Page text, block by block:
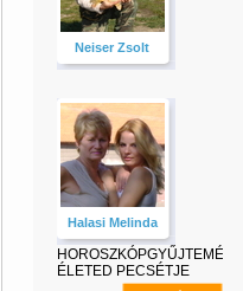
Neiser Zsolt
Halasi Melinda
HOROSZKÓPGYŰJTEMÉNY-
ÉLETED PECSÉTJE